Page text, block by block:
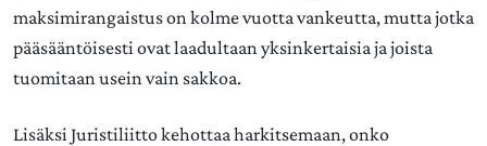
maksimirangaistus on kolme vuotta vankeutta, mutta jotka
pääsääntöisesti ovat laadultaan yksinkertaisia ja joista
tuomitaan usein vain sakkoa.
Lisäksi Juristiliitto kehottaa harkitsemaan, onko